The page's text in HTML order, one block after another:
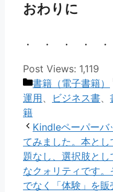
おわりに
・ ・ ・ ・ ・
Post Views: 1,119
カ
テ
ゴ
リ
ー
書籍（電子書籍）
運用
ビジネス書
籍
Kindleペーパーバ
てみました。本と
題なし、選択肢とし
なクォリティです。
でなく「体験」を販